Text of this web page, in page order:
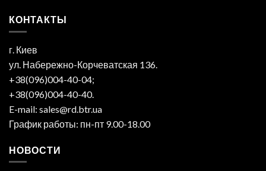
КОНТАКТЫ
г. Киев
ул. Набережно-Корчеватская 136.
+38(096)004-40-04;
+38(096)004-40-40.
E-mail: sales@rd.btr.ua
График работы: пн-пт 9.00-18.00
НОВОСТИ